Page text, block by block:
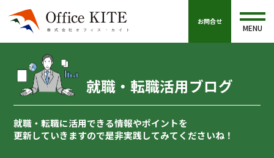
お問合せ
MENU
就職・転職活用ブログ
就職・転職に活用できる情報やポイントを
更新していきますので是非実践してみてくださいね！